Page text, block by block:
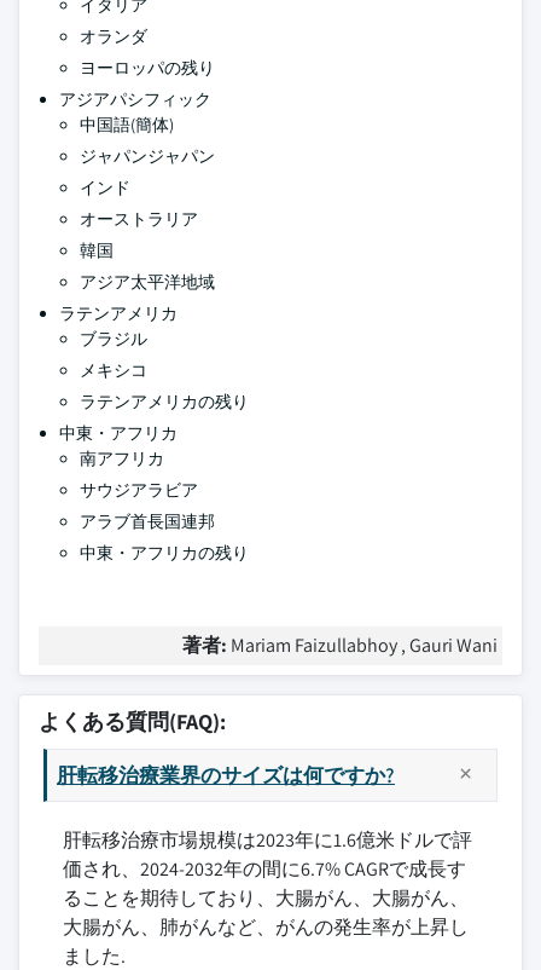
イタリア
オランダ
ヨーロッパの残り
アジアパシフィック
中国語(簡体)
ジャパンジャパン
インド
オーストラリア
韓国
アジア太平洋地域
ラテンアメリカ
ブラジル
メキシコ
ラテンアメリカの残り
中東・アフリカ
南アフリカ
サウジアラビア
アラブ首長国連邦
中東・アフリカの残り
著者: Mariam Faizullabhoy , Gauri Wani
よくある質問(FAQ):
肝転移治療業界のサイズは何ですか?
肝転移治療市場規模は2023年に1.6億米ドルで評
価され、2024-2032年の間に6.7% CAGRで成長す
ることを期待しており、大腸がん、大腸がん、
大腸がん、肺がんなど、がんの発生率が上昇し
ました.